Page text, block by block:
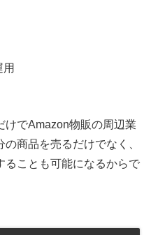
けでAmazon物販の周辺業
商品を売るだけでなく、
ることも可能になるからで